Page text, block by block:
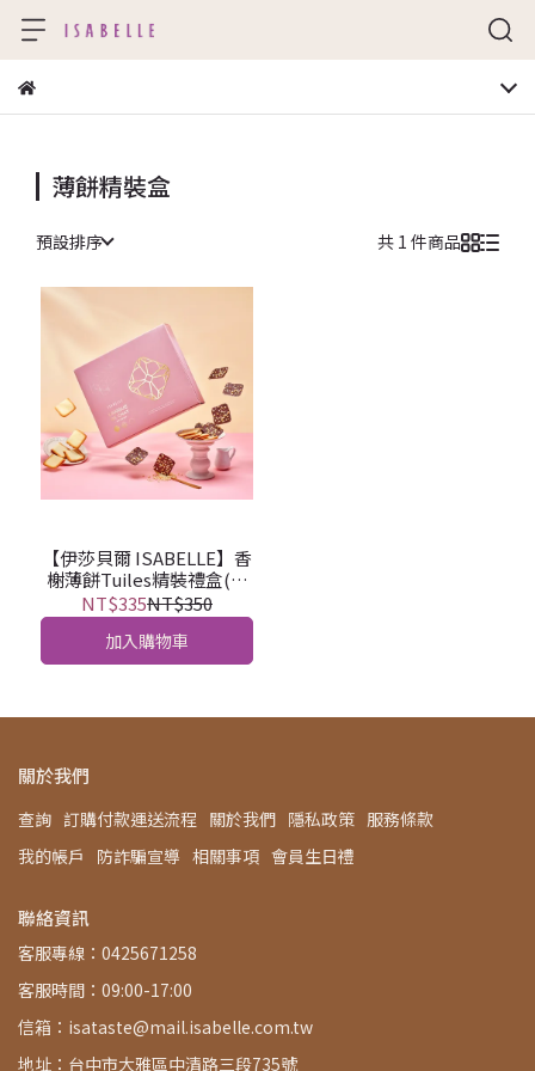
薄餅精裝盒
預設排序 共 1 件商品
【伊莎貝爾 ISABELLE】香
榭薄餅Tuiles精裝禮盒(奶
蛋素)
NT$335NT$350
加入購物車
關於我們
查詢 訂購付款運送流程 關於我們 隱私政策 服務條款
我的帳戶
防詐騙宣導 相關事項 會員生日禮
聯絡資訊
客服專線：0425671258
客服時間：09:00-17:00
信箱：isataste@mail.isabelle.com.tw
地址：台中市大雅區中清路三段735號